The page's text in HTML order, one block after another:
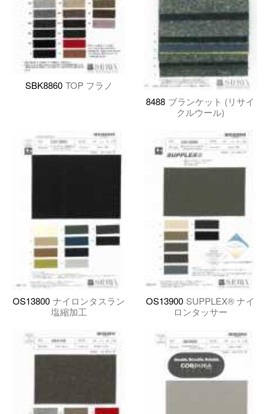
SBK8860 TOP フラノ
8488 ブランケット (リサイ
クルウール)
OS13800 ナイロンタスラン
塩縮加工
OS13900 SUPPLEX® ナイ
ロンタッサー